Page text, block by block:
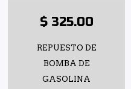
$ 325.00
REPUESTO DE
BOMBA DE
GASOLINA